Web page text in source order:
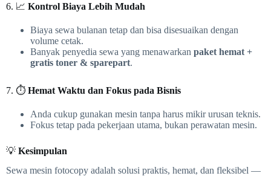
6. 📈 Kontrol Biaya Lebih Mudah
Biaya sewa bulanan tetap dan bisa disesuaikan dengan
volume cetak.
Banyak penyedia sewa yang menawarkan paket hemat +
gratis toner & sparepart.
7. ⏱️ Hemat Waktu dan Fokus pada Bisnis
Anda cukup gunakan mesin tanpa harus mikir urusan teknis.
Fokus tetap pada pekerjaan utama, bukan perawatan mesin.
💡 Kesimpulan
Sewa mesin fotocopy adalah solusi praktis, hemat, dan fleksibel —